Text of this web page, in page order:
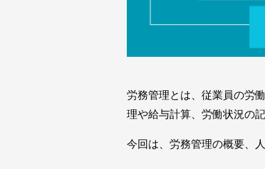
労務管理とは、従業員の労
理や給与計算、労働状況の
今回は、労務管理の概要、